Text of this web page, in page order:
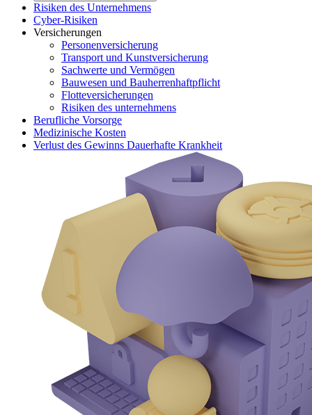
Risiken des Unternehmens
Cyber-Risiken
Versicherungen
Personenversicherung
Transport und Kunstversicherung
Sachwerte und Vermögen
Bauwesen und Bauherrenhaftpflicht
Flotteversicherungen
Risiken des unternehmens
Berufliche Vorsorge
Medizinische Kosten
Verlust des Gewinns Dauerhafte Krankheit